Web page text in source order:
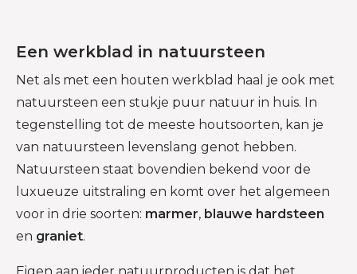
Een werkblad in natuursteen
Net als met een houten werkblad haal je ook met
natuursteen een stukje puur natuur in huis. In
tegenstelling tot de meeste houtsoorten, kan je
van natuursteen levenslang genot hebben.
Natuursteen staat bovendien bekend voor de
luxueuze uitstraling en komt over het algemeen
voor in drie soorten: marmer, blauwe hardsteen
en graniet.